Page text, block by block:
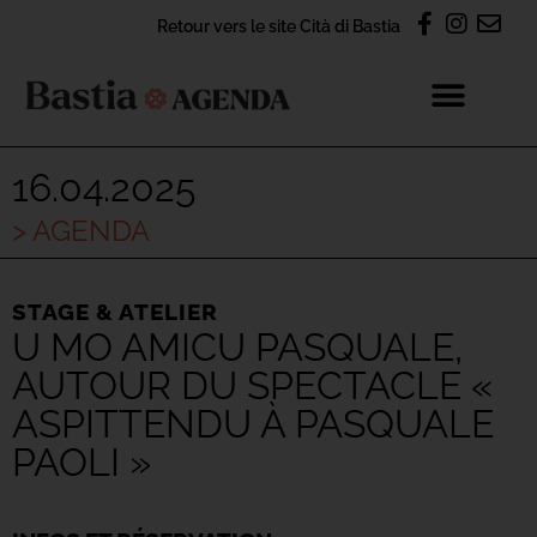
Retour vers le site Cità di Bastia
16.04.2025
> AGENDA
STAGE & ATELIER
U MO AMICU PASQUALE,
AUTOUR DU SPECTACLE «
ASPITTENDU À PASQUALE
PAOLI »